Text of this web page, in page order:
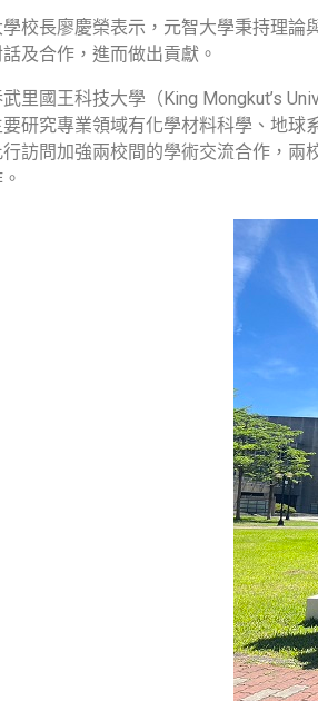
校長廖慶榮表示，元智大學秉持理
及合作，進而做出貢獻。
里國王科技大學（King Mongkut’s
研究專業領域有化學材料科學、地
訪問加強兩校間的學術交流合作，兩